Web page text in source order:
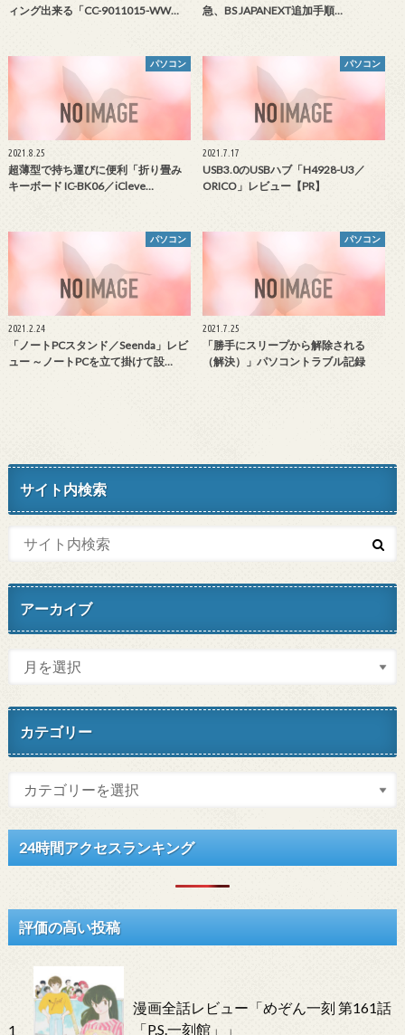
ィング出来る「CC-9011015-WW…
急、BS JAPANEXT追加手順…
パソコン
2021.8.25
超薄型で持ち運びに便利「折り畳み
キーボード IC-BK06／iCleve…
パソコン
2021.7.17
USB3.0のUSBハブ「H4928-U3／
ORICO」レビュー【PR】
パソコン
2021.2.24
「ノートPCスタンド／Seenda」レビ
ュー ～ノートPCを立て掛けて設…
パソコン
2021.7.25
「勝手にスリープから解除される
（解決）」パソコントラブル記録
サイト内検索
アーカイブ
カテゴリー
24時間アクセスランキング
評価の高い投稿
1
漫画全話レビュー「めぞん一刻 第161話
「P.S.一刻館」」